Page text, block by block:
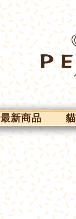
最新商品